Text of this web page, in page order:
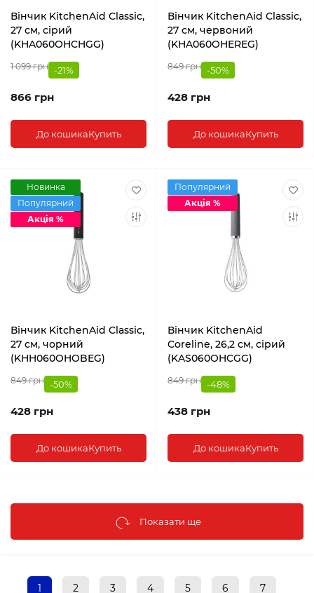
Вінчик KitchenAid Classic,
27 см, сірий
(KHA060OHCHGG)
1 099 грн -21%
866 грн
До кошикаКупить
Вінчик KitchenAid Classic,
27 см, червоний
(KHA060OHEREG)
849 грн -50%
428 грн
До кошикаКупить
Новинка
Популярний
Акція %
Вінчик KitchenAid Classic,
27 см, чорний
(KHH060OHOBEG)
849 грн -50%
428 грн
До кошикаКупить
Популярний
Акція %
Вінчик KitchenAid
Coreline, 26,2 см, сірий
(KAS060OHCGG)
849 грн -48%
438 грн
До кошикаКупить
Показати ще
1 2 3 4 5 6 7